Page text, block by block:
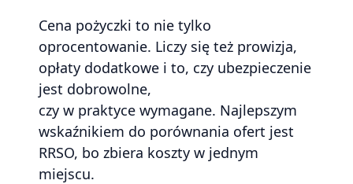
Cena pożyczki to nie tylko
oprocentowanie. Liczy się też prowizja,
opłaty dodatkowe i to, czy ubezpieczenie
jest dobrowolne,
czy w praktyce wymagane. Najlepszym
wskaźnikiem do porównania ofert jest
RRSO, bo zbiera koszty w jednym
miejscu.